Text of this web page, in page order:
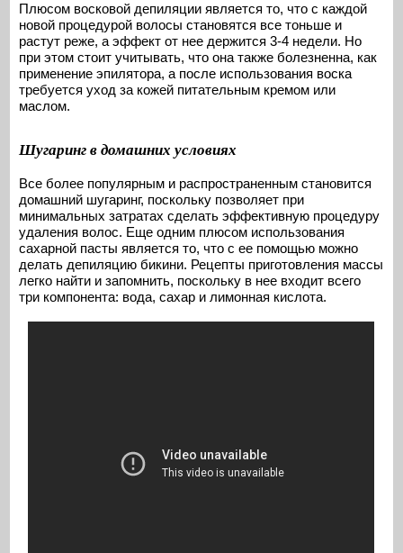
Плюсом восковой депиляции является то, что с каждой
новой процедурой волосы становятся все тоньше и
растут реже, а эффект от нее держится 3-4 недели. Но
при этом стоит учитывать, что она также болезненна, как
применение эпилятора, а после использования воска
требуется уход за кожей питательным кремом или
маслом.
Шугаринг в домашних условиях
Все более популярным и распространенным становится
домашний шугаринг, поскольку позволяет при
минимальных затратах сделать эффективную процедуру
удаления волос. Еще одним плюсом использования
сахарной пасты является то, что с ее помощью можно
делать депиляцию бикини. Рецепты приготовления массы
легко найти и запомнить, поскольку в нее входит всего
три компонента: вода, сахар и лимонная кислота.